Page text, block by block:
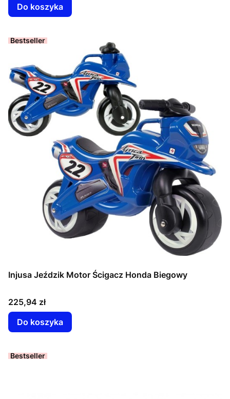
Do koszyka
Bestseller
Injusa Jeździk Motor Ścigacz Honda Biegowy
Cena
225,94 zł
Do koszyka
Bestseller